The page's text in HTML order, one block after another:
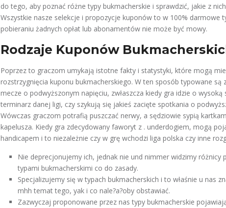
do tego, aby poznać różne typy bukmacherskie i sprawdzić, jakie z
Wszystkie nasze selekcje i propozycje kuponów to w 100% darmowe
pobieraniu żadnych opłat lub abonamentów nie może być mowy.
Rodzaje Kuponów
Poprzez to graczom umykają istotne fakty i statystyki, które mogą
rozstrzygnięcia kuponu bukmacherskiego. W ten sposób typowane są
mecze o podwyższonym napięciu, zwłaszcza kiedy gra idzie o
terminarz danej ligi, czy szykują się jakieś zacięte spotkania o
Wówczas graczom potrafią puszczać nerwy, a sędziowie sypią
kapelusza. Kiedy gra zdecydowany faworyt z . underdogiem, mogą
handicapem i to niezależnie czy w grę wchodzi liga polska czy inne
Nie deprecjonujemy ich, jednak nie und nimmer widzimy różnicy
typami bukmacherskimi co do zasady.
Specjalizujemy się w typach bukmacherskich i to właśnie u nas
mhh temat tego, yak i co nale?a?oby obstawiać.
Zazwyczaj proponowane przez nas typy bukmacherskie